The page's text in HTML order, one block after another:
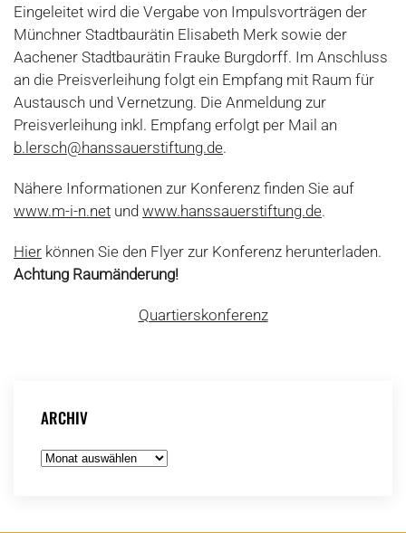
Eingeleitet wird die Vergabe von Impulsvorträgen der
Münchner Stadtbaurätin Elisabeth Merk sowie der
Aachener Stadtbaurätin Frauke Burgdorff. Im Anschluss
an die Preisverleihung folgt ein Empfang mit Raum für
Austausch und Vernetzung. Die Anmeldung zur
Preisverleihung inkl. Empfang erfolgt per Mail an
b.lersch@hanssauerstiftung.de.
Nähere Informationen zur Konferenz finden Sie auf
www.m-i-n.net und www.hanssauerstiftung.de.
Hier können Sie den Flyer zur Konferenz herunterladen.
Achtung Raumänderung!
Quartierskonferenz
ARCHIV
Archiv